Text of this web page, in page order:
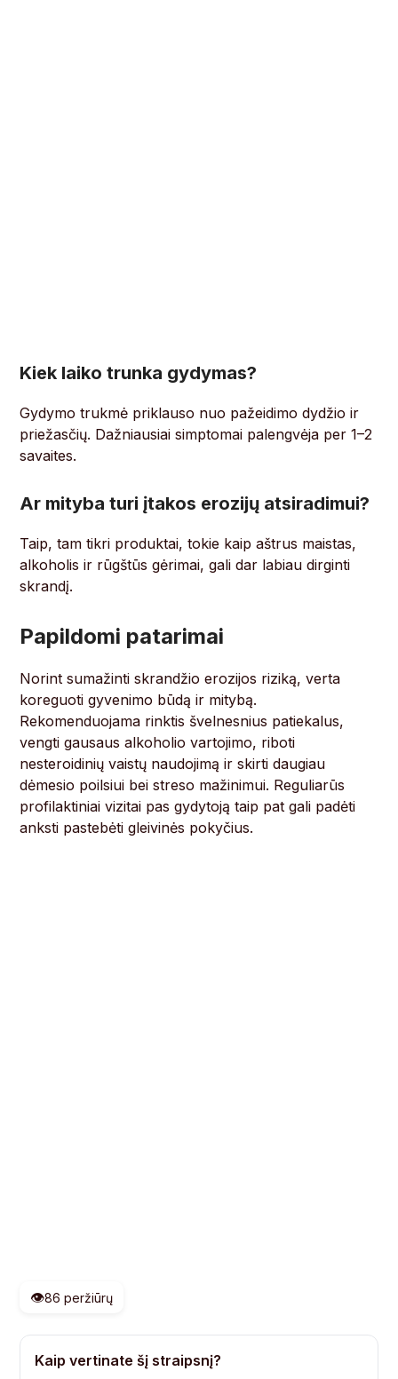
Kiek laiko trunka gydymas?
Gydymo trukmė priklauso nuo pažeidimo dydžio ir
priežasčių. Dažniausiai simptomai palengvėja per 1–2
savaites.
Ar mityba turi įtakos erozijų atsiradimui?
Taip, tam tikri produktai, tokie kaip aštrus maistas,
alkoholis ir rūgštūs gėrimai, gali dar labiau dirginti
skrandį.
Papildomi patarimai
Norint sumažinti skrandžio erozijos riziką, verta
koreguoti gyvenimo būdą ir mitybą.
Rekomenduojama rinktis švelnesnius patiekalus,
vengti gausaus alkoholio vartojimo, riboti
nesteroidinių vaistų naudojimą ir skirti daugiau
dėmesio poilsiui bei streso mažinimui. Reguliarūs
profilaktiniai vizitai pas gydytoją taip pat gali padėti
anksti pastebėti gleivinės pokyčius.
👁️86 peržiūrų
Kaip vertinate šį straipsnį?